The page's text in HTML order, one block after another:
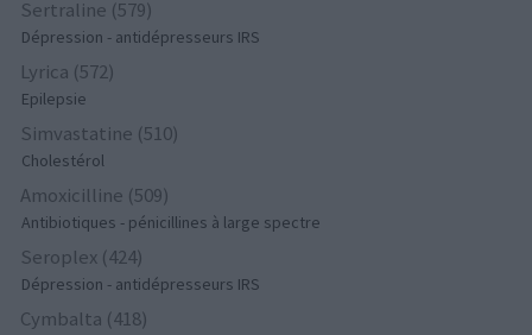
Sertraline (579)
Dépression - antidépresseurs IRS
Lyrica (572)
Epilepsie
Simvastatine (510)
Cholestérol
Amoxicilline (509)
Antibiotiques - pénicillines à large spectre
Seroplex (424)
Dépression - antidépresseurs IRS
Cymbalta (418)